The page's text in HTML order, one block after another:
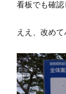
看板でも確認
ええ、改めて